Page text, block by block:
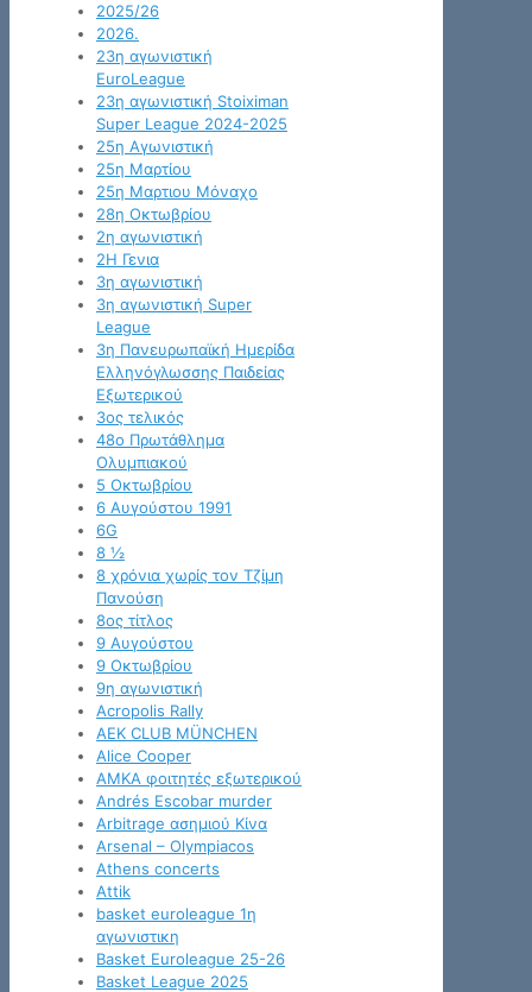
2025/26
2026.
23η αγωνιστική
EuroLeague
23η αγωνιστική Stoiximan
Super League 2024-2025
25η Αγωνιστική
25η Μαρτίου
25η Μαρτιου Μόναχο
28η Οκτωβρίου
2η αγωνιστική
2Η Γενια
3η αγωνιστική
3η αγωνιστική Super
League
3η Πανευρωπαϊκή Ημερίδα
Ελληνόγλωσσης Παιδείας
Εξωτερικού
3ος τελικός
48ο Πρωτάθλημα
Ολυμπιακού
5 Οκτωβρίου
6 Αυγούστου 1991
6G
8 ½
8 χρόνια χωρίς τον Τζίμη
Πανούση
8ος τίτλος
9 Αυγούστου
9 Οκτωβρίου
9η αγωνιστική
Acropolis Rally
AEK CLUB MÜNCHEN
Alice Cooper
AMKA φοιτητές εξωτερικού
Andrés Escobar murder
Arbitrage ασημιού Κίνα
Arsenal – Olympiacos
Athens concerts
Attik
basket euroleague 1η
αγωνιστικη
Basket Euroleague 25-26
Basket League 2025